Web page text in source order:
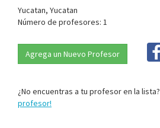
Yucatan, Yucatan
Número de profesores: 1
Agrega un Nuevo Profesor
¿No encuentras a tu profesor en la lista?
profesor!